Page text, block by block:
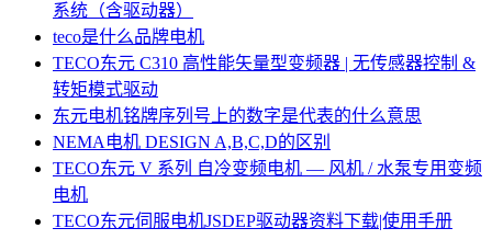
系统（含驱动器）
teco是什么品牌电机
TECO东元 C310 高性能矢量型变频器 | 无传感器控制 &
转矩模式驱动
东元电机铭牌序列号上的数字是代表的什么意思
NEMA电机 DESIGN A,B,C,D的区别
TECO东元 V 系列 自冷变频电机 — 风机 / 水泵专用变频
电机
TECO东元伺服电机JSDEP驱动器资料下载|使用手册